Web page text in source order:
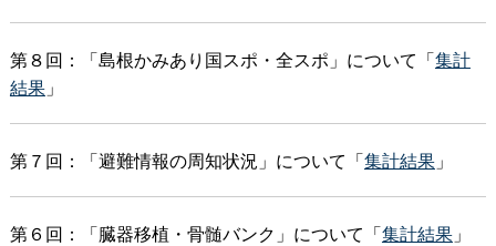
第８回：「島根かみあり国スポ・全スポ」について「集計
結果」
第７回：「避難情報の周知状況」について「集計結果」
第６回：「臓器移植・骨髄バンク」について「集計結果」